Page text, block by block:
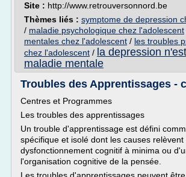
Site : http://www.retrouversonnord.be
Thèmes liés : symptome de depression
/ maladie psychologique chez l'adolescent
mentales chez l'adolescent / les troubles
chez l'adolescent / la depression
maladie mentale
Troubles des Apprentissages -
Centres et Programmes
Les troubles des apprentissages
Un trouble d'apprentissage est défini
spécifique et isolé dont les causes relèvent
dysfonctionnement cognitif à minima ou
l'organisation cognitive de la pensée.